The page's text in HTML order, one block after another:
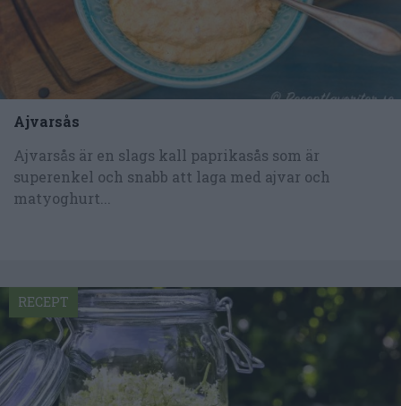
Ajvarsås
Ajvarsås är en slags kall paprikasås som är
superenkel och snabb att laga med ajvar och
matyoghurt...
RECEPT